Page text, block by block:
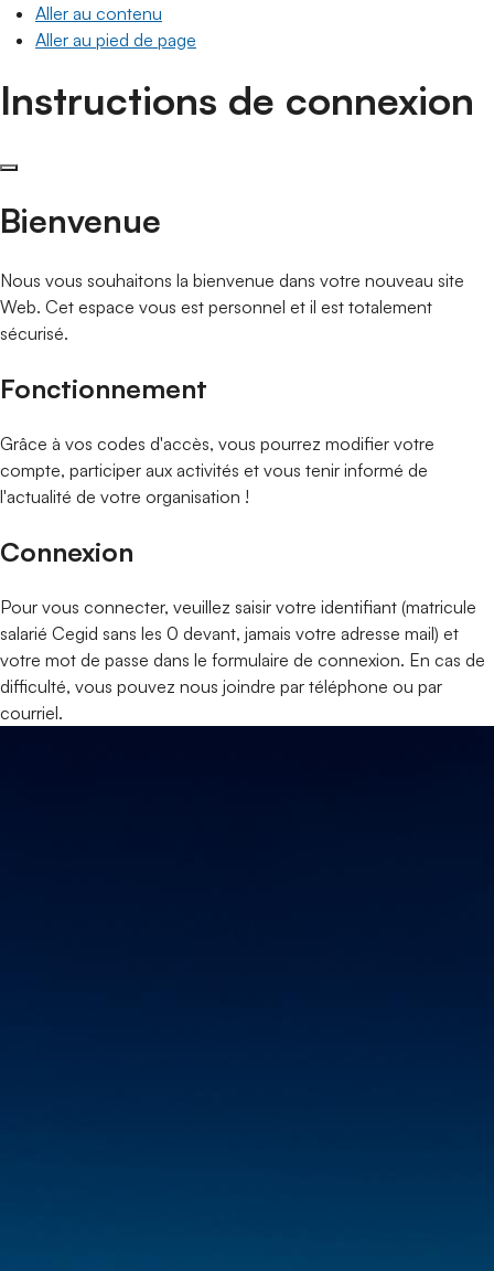
Aller au contenu
Aller au pied de page
Instructions de connexion
Bienvenue
Nous vous souhaitons la bienvenue dans votre nouveau site
Web. Cet espace vous est personnel et il est totalement
sécurisé.
Fonctionnement
Grâce à vos codes d'accès, vous pourrez modifier votre
compte, participer aux activités et vous tenir informé de
l'actualité de votre organisation !
Connexion
Pour vous connecter, veuillez saisir votre identifiant (matricule
salarié Cegid sans les 0 devant, jamais votre adresse mail) et
votre mot de passe dans le formulaire de connexion. En cas de
difficulté, vous pouvez nous joindre par téléphone ou par
courriel.